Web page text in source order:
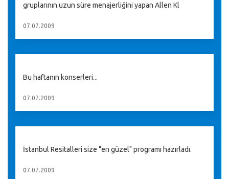
gruplarının uzun süre menajerliğini yapan Allen Kl
07.07.2009
Bu haftanın konserleri...
07.07.2009
İstanbul Resitalleri size "en güzel" programı hazırladı.
07.07.2009